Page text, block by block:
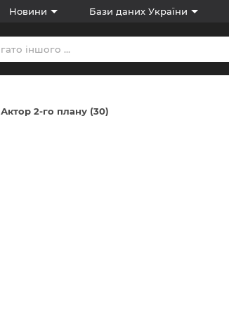
Новини Бази даних України
Актор 2-го плану (30)